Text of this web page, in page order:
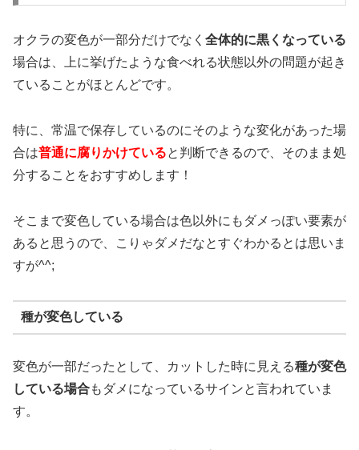
オクラの変色が一部分だけでなく 全体的に黒くなっている
場合は、上に挙げたような食べれる状態以外の問題が起き
ていることがほとんどです。
特に、常温で保存しているのにそのような変化があった場
合は普通に腐りかけていると判断できるので、そのまま処
分することをおすすめします！
そこまで変色している場合は色以外にもダメっぽい要素が
あると思うので、こりゃダメだなとすぐわかるとは思いま
すが^^;
種が変色している
変色が一部だったとして、カットした時に見える種が変色
している場合もダメになっているサインと言われていま
す。